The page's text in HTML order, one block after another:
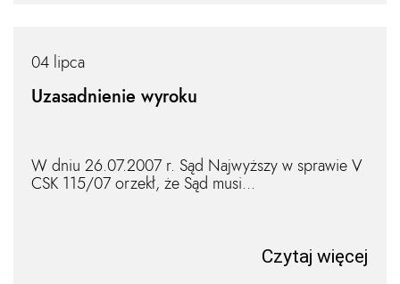
04 lipca
Uzasadnienie wyroku
W dniu 26.07.2007 r. Sąd Najwyższy w sprawie V
CSK 115/07 orzekł, że Sąd musi...
Czytaj więcej